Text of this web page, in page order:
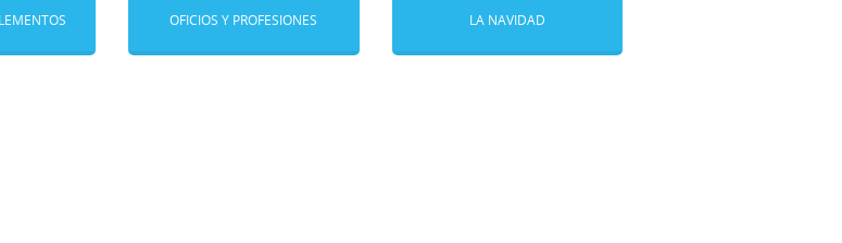
OFICIOS Y PROFESIONES LA NAVIDAD